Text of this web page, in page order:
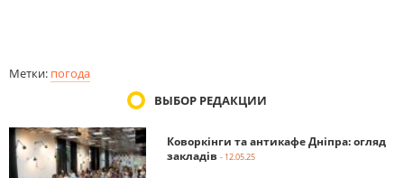
Метки: погода
ВЫБОР РЕДАКЦИИ
Коворкінги та антикафе Дніпра: огляд
закладів - 12.05.25